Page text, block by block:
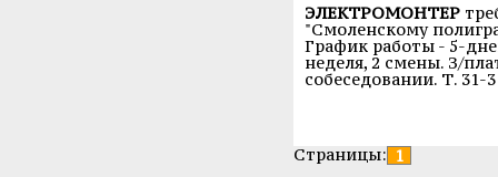
ЭЛЕКТРОМОНТЕР
"Смоленскому
График работы - 5-
неделя, 2 смены. З/
собеседовании. Т. 31-
Страницы: 1